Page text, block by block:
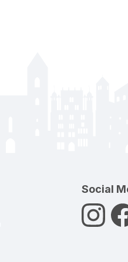
Social